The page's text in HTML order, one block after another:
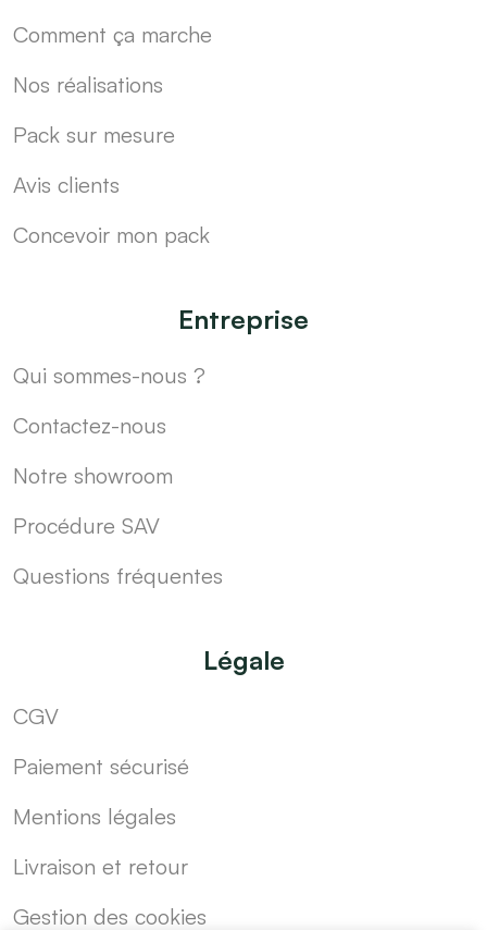
Comment ça marche
Nos réalisations
Pack sur mesure
Avis clients
Concevoir mon pack
Entreprise
Qui sommes-nous ?
Contactez-nous
Notre showroom
Procédure SAV
Questions fréquentes
Légale
CGV
Paiement sécurisé
Mentions légales
Livraison et retour
Gestion des cookies